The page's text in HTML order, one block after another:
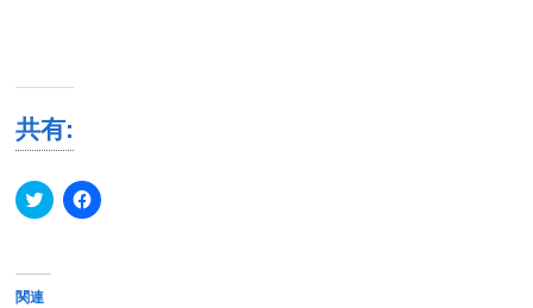
共有:
ク
リ
て
Facebook
で
関連